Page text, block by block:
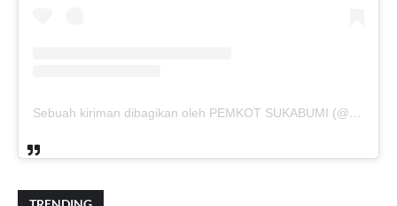
Sebuah kiriman dibagikan oleh PEMKOT SUKABUMI (@pemkotsukabumi_)